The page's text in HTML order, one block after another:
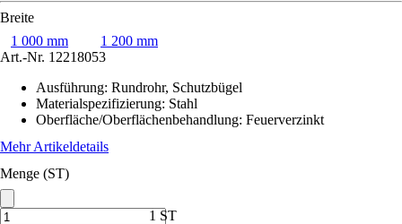
Breite
1 000 mm
1 200 mm
Art.-Nr. 12218053
Ausführung: Rundrohr, Schutzbügel
Materialspezifizierung: Stahl
Oberfläche/Oberflächenbehandlung: Feuerverzinkt
Mehr Artikeldetails
Menge (ST)
1 ST